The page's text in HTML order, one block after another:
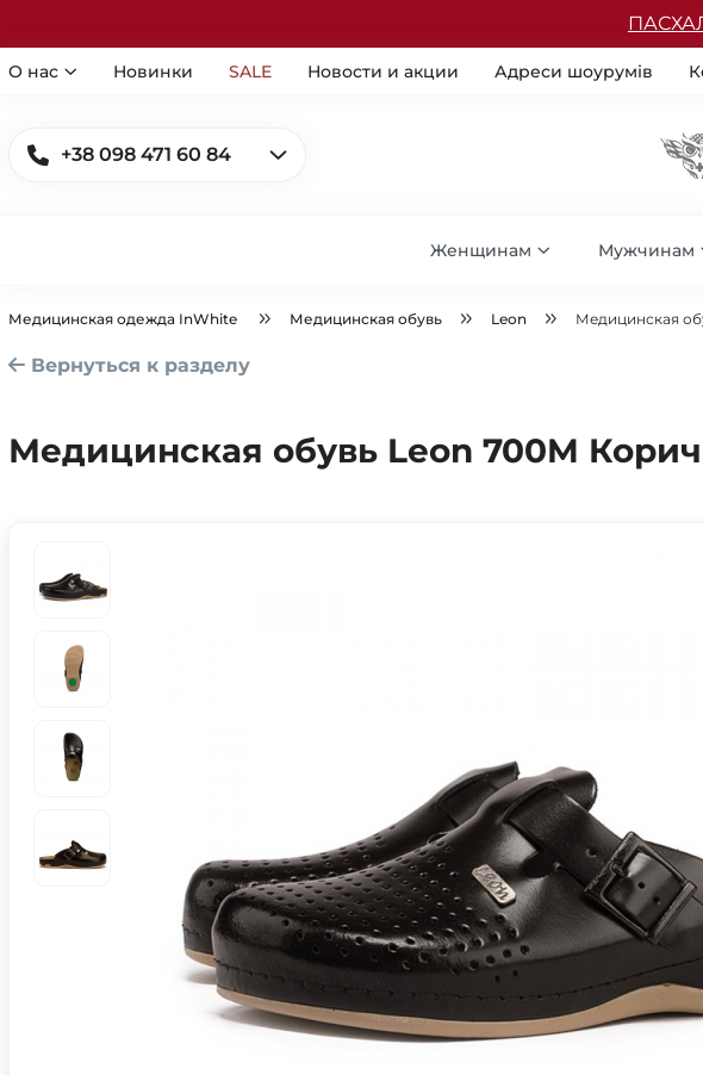
О нас Новинки SALE Новости и акции Адреси шоурумів
+38 098 471 60 84
Женщинам Мужчинам
Медицинская одежда InWhite Медицинская обувь Leon Медицинская
Вернуться к разделу
Медицинская обувь Leon 700M